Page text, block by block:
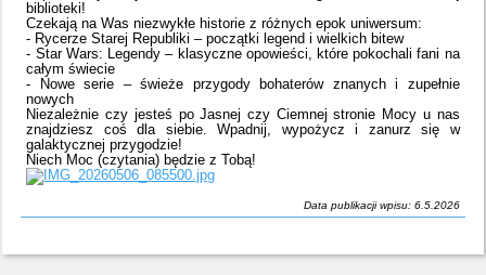
biblioteki!
Czekają na Was niezwykłe historie z różnych epok uniwersum:
- Rycerze Starej Republiki – początki legend i wielkich bitew
- Star Wars: Legendy – klasyczne opowieści, które pokochali fani na
całym świecie
- Nowe serie – świeże przygody bohaterów znanych i zupełnie
nowych
Niezależnie czy jesteś po Jasnej czy Ciemnej stronie Mocy u nas
znajdziesz coś dla siebie. Wpadnij, wypożycz i zanurz się w
galaktycznej przygodzie!
Niech Moc (czytania) będzie z Tobą!
Data publikacji wpisu: 6.5.2026